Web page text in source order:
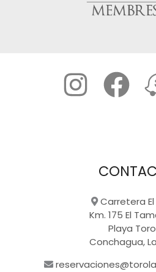
Carretera El
Km. 175 El
Playa
Conchagua,